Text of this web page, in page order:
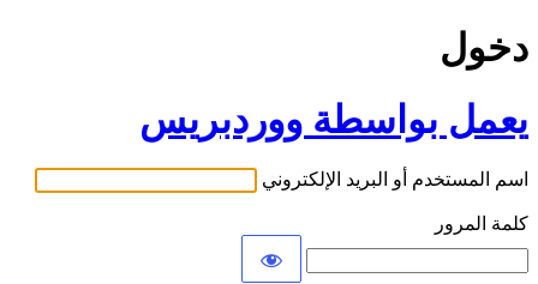
دخول
يعمل بواسطة ووردبريس
اسم المستخدم أو البريد الإلكتروني
كلمة المرور